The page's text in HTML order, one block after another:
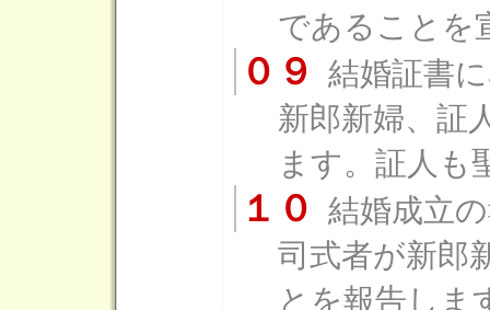
であることを
０９
結婚証書
新郎新婦、証
ます。証人も
１０ 結婚成立
司式者が新郎
とを報告しま